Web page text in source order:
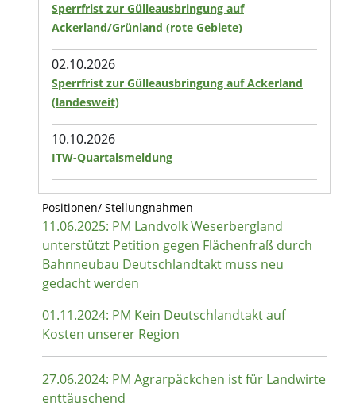
Sperrfrist zur Gülleausbringung auf
Ackerland/Grünland (rote Gebiete)
02.10.2026
Sperrfrist zur Gülleausbringung auf Ackerland
(landesweit)
10.10.2026
ITW-Quartalsmeldung
Positionen/ Stellungnahmen
11.06.2025: PM Landvolk Weserbergland
unterstützt Petition gegen Flächenfraß durch
Bahnneubau Deutschlandtakt muss neu
gedacht werden
01.11.2024: PM Kein Deutschlandtakt auf
Kosten unserer Region
27.06.2024: PM Agrarpäckchen ist für Landwirte
enttäuschend